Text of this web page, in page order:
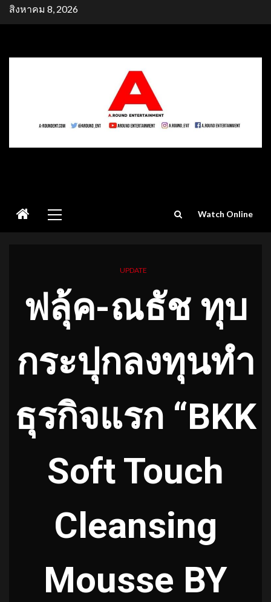
Skipสิงหาคม 8, 2026
Menu
Watch Online
UPDATE
ฟลุ้ค-ณธัช ทุบ
กระปุกลงทุนทำ
ธุรกิจแรก “BKK
Soft Touch
Cleansing
Mousse BY